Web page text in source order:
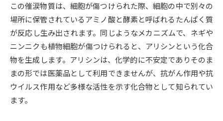
来場型・Web型イベント特集 夢ナビライブ
受験準備 資料検索
志望校・出願校を調べる
この催涙物質は、細胞が傷つけられた際、細胞の中で別々の
場所に保管されているアミノ酸と酵素と呼ばれるたんぱく質
が反応し生み出されます。同じようなメカニズムで、ネギや
ニンニクも植物細胞が傷つけられると、アリシンという化合
物を生成します。アリシンは、化学的に不安定でありそのま
まの形では医薬品として利用できませんが、抗がん作用や抗
ウイルス作用など多様な活性を示す化合物として知られてい
ます。